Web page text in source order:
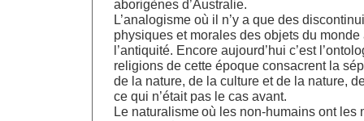
aborigènes d’Australie.
L’analogisme où il n’y a que des
physiques et morales des objets du
l’antiquité. Encore aujourd’hui c’est
religions de cette époque consacrent la
de la nature, de la culture et de la nature,
ce qui n’était pas le cas avant.
Le naturalisme où les non-humains ont les